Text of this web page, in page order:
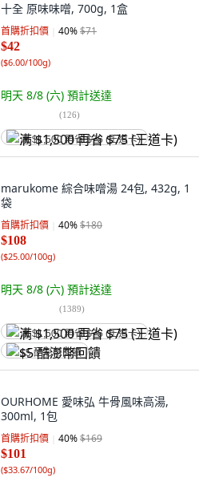
十全 原味味噌, 700g, 1盒
首購折扣價 40%$71
$42
($6.00/100g)
明天 8/8 (六) 預計送達
(126)
满 $1,500 再省 $75 (王道卡)
marukome 綜合味噌湯 24包, 432g, 1
袋
首購折扣價 40%$180
$108
($25.00/100g)
明天 8/8 (六) 預計送達
(1389)
满 $1,500 再省 $75 (王道卡)
$5 酷澎幣回饋
OURHOME 愛味弘 牛骨風味高湯,
300ml, 1包
首購折扣價 40%$169
$101
($33.67/100g)